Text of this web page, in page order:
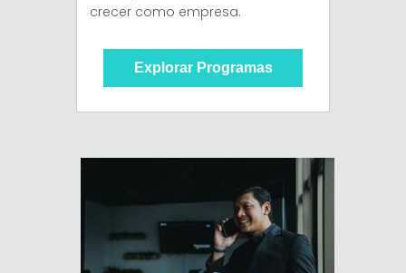
crecer como empresa.
Explorar Programas